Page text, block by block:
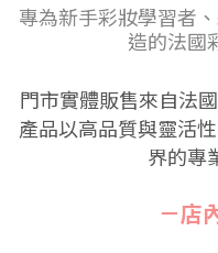
專為新手彩妝學習者
造的法國
門市實體販售來自法
產品以高品質與靈活
界的專
－店